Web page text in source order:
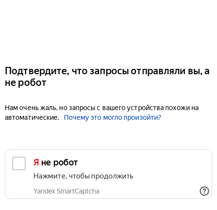
Подтвердите, что запросы отправляли вы, а
не робот
Нам очень жаль, но запросы с вашего устройства похожи на
автоматические.
Почему это могло произойти?
Я не робот
Нажмите, чтобы продолжить
Yandex SmartCaptcha